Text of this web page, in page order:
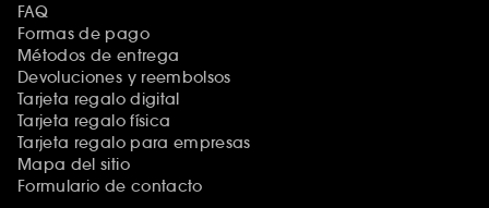
FAQ
Formas de pago
Métodos de entrega
Devoluciones y reembolsos
Tarjeta regalo digital
Tarjeta regalo física
Tarjeta regalo para empresas
Mapa del sitio
Formulario de contacto